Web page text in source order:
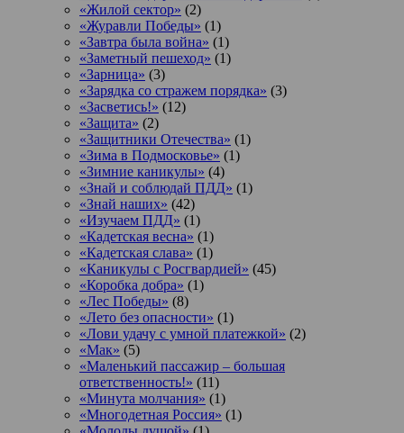
«Жилой сектор» (2)
«Журавли Победы» (1)
«Завтра была война» (1)
«Заметный пешеход» (1)
«Зарница» (3)
«Зарядка со стражем порядка» (3)
«Засветись!» (12)
«Защита» (2)
«Защитники Отечества» (1)
«Зима в Подмосковье» (1)
«Зимние каникулы» (4)
«Знай и соблюдай ПДД» (1)
«Знай наших» (42)
«Изучаем ПДД» (1)
«Кадетская весна» (1)
«Кадетская слава» (1)
«Каникулы с Росгвардией» (45)
«Коробка добра» (1)
«Лес Победы» (8)
«Лето без опасности» (1)
«Лови удачу с умной платежкой» (2)
«Мак» (5)
«Маленький пассажир – большая
ответственность!» (11)
«Минута молчания» (1)
«Многодетная Россия» (1)